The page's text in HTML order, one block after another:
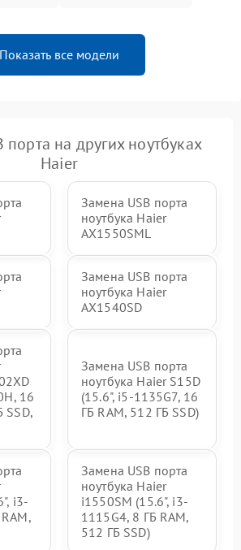
Показать все модели
порта на других ноутбуках
Haier
Замена USB порта
ноутбука Haier
AX1550SML
Замена USB порта
ноутбука Haier
AX1540SD
16
SSD,
Замена USB порта
ноутбука Haier S15D
(15.6", i5-1135G7, 16
ГБ RAM, 512 ГБ SSD)
i3-
Замена USB порта
ноутбука Haier
i1550SM (15.6", i3-
1115G4, 8 ГБ RAM,
512 ГБ SSD)